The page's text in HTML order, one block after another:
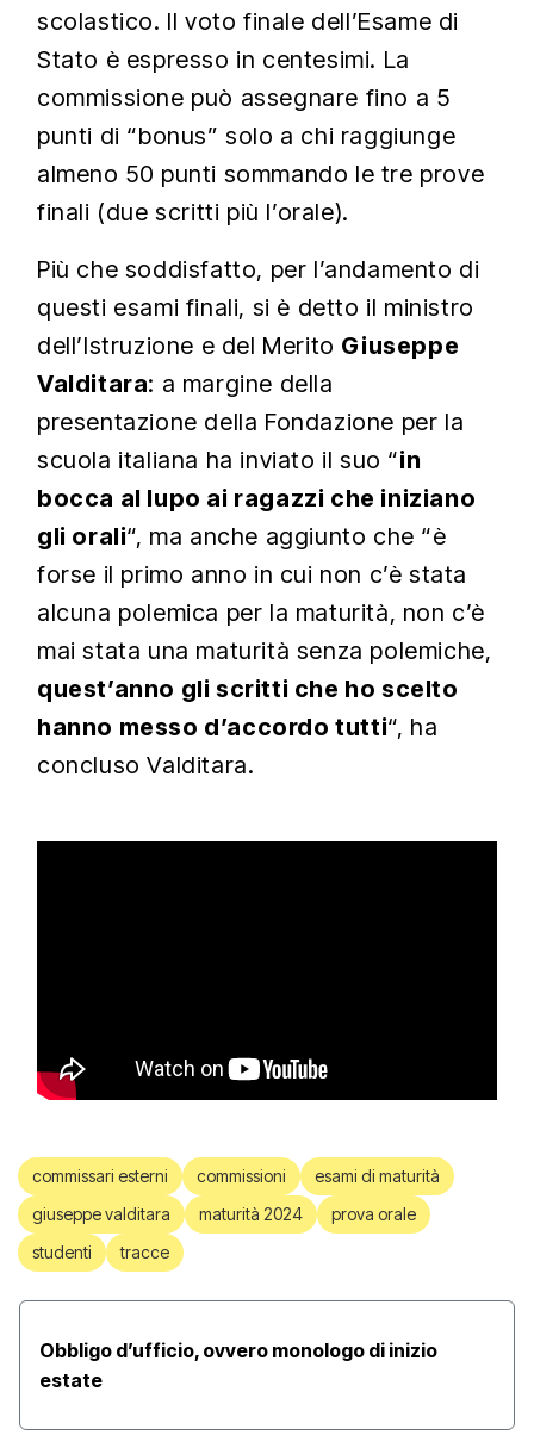
scolastico. Il voto finale dell’Esame di
Stato è espresso in centesimi. La
commissione può assegnare fino a 5
punti di “bonus” solo a chi raggiunge
almeno 50 punti sommando le tre prove
finali (due scritti più l’orale).
Più che soddisfatto, per l’andamento di
questi esami finali, si è detto il ministro
dell’Istruzione e del Merito Giuseppe
Valditara: a margine della
presentazione della Fondazione per la
scuola italiana ha inviato il suo “in
bocca al lupo ai ragazzi che iniziano
gli orali“, ma anche aggiunto che “è
forse il primo anno in cui non c’è stata
alcuna polemica per la maturità, non c’è
mai stata una maturità senza polemiche,
quest’anno gli scritti che ho scelto
hanno messo d’accordo tutti“, ha
concluso Valditara.
commissari esterni commissioni
esami di maturità
giuseppe valditara
maturità 2024
prova orale
studenti
tracce
Obbligo d’ufficio, ovvero monologo di inizio
estate